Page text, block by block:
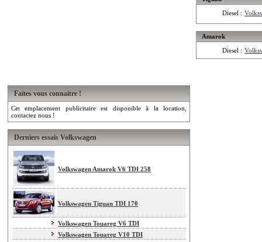
Faites vous connaitre !
Cet emplacement publicitaire est disponible à la location,
contactez nous !
Derniers essais Volkswagen
Volkswagen Amarok V6 TDI 258
Volkswagen Tiguan TDI 170
Volkswagen Touareg V6 TDI
Volkswagen Touareg V10 TDI
Diesel :
Amarok
Diesel :